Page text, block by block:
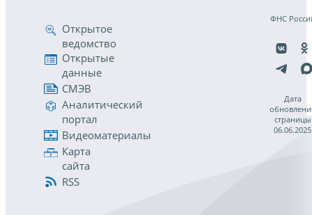
Открытое
ведомство
Открытые
данные
СМЭВ
Аналитический
портал
Видеоматериалы
Карта
сайта
RSS
ФНС
Дата
страницы
06.06.2025